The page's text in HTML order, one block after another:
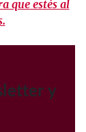
que estés al
y